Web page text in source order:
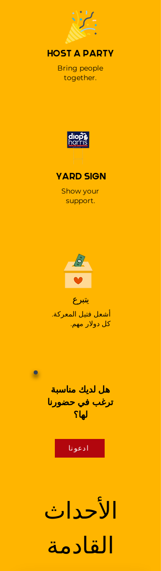
HOST A PARTY
Bring people
together.
YARD SIGN
Show your
support.
يتبرع
أشعل فتيل المعركة.
كل دولار مهم.
هل لديك مناسبة
ترغب في حضورنا
لها؟
ادعونا
الأحداث
القادمة